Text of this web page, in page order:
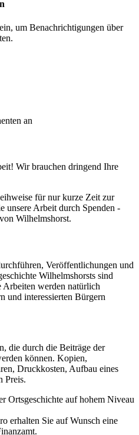
um Benachrichtigungen über
an
Wir brauchen dringend Ihre
für nur kurze Zeit zur
unsere Arbeit durch Spenden -
Wilhelmshorst.
Veröffentlichungen und
Wilhelmshorsts sind
Arbeiten werden natürlich
und interessierten Bürgern
die durch die Beiträge der
können. Kopien,
Druckkosten, Aufbau eines
Preis.
Ortsgeschichte auf hohem Niveau
erhalten Sie auf Wunsch eine